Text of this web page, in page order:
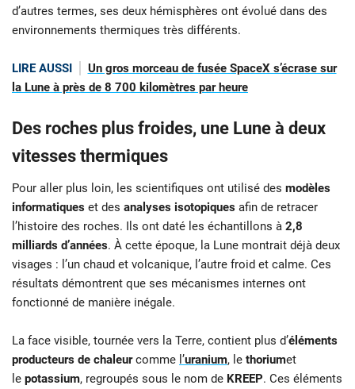
d’autres termes, ses deux hémisphères ont évolué dans des
environnements thermiques très différents.
LIRE AUSSI
Un gros morceau de fusée SpaceX s’écrase sur
la Lune à près de 8 700 kilomètres par heure
Des roches plus froides, une Lune à deux
vitesses thermiques
Pour aller plus loin, les scientifiques ont utilisé des modèles
informatiques et des analyses isotopiques afin de retracer
l’histoire des roches. Ils ont daté les échantillons à 2,8
milliards d’années. À cette époque, la Lune montrait déjà deux
visages : l’un chaud et volcanique, l’autre froid et calme. Ces
résultats démontrent que ses mécanismes internes ont
fonctionné de manière inégale.
La face visible, tournée vers la Terre, contient plus d’éléments
producteurs de chaleurcomme l’uranium, le thoriumet
le potassium, regroupés sous le nom de KREEP. Ces éléments